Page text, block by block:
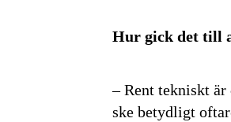
Hur gick det till
– Rent tekniskt är
ske betydligt